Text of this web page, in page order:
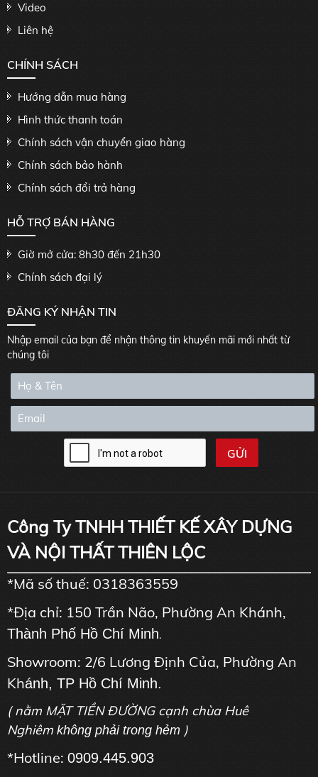
Video
Liên hệ
CHÍNH SÁCH
Hướng dẫn mua hàng
Hình thức thanh toán
Chính sách vận chuyển giao hàng
Chính sách bảo hành
Chính sách đổi trả hàng
HỖ TRỢ BÁN HÀNG
Giờ mở cửa: 8h30 đến 21h30
Chính sách đại lý
ĐĂNG KÝ NHẬN TIN
Nhập email của bạn để nhận thông tin khuyến mãi mới nhất từ
chúng tôi
Công Ty TNHH THIẾT KẾ XÂY DỰNG
VÀ NỘI THẤT THIÊN LỘC
*Mã số thuế: 0318363559
*Địa chỉ: 150 Trần Não, Phường An Khánh,
Thành Phố Hồ Chí Minh.
Showroom: 2/6 Lương Định Của, Phường An
Khánh, TP Hồ Chí Minh.
( nằm MẶT TIỀN ĐƯỜNG cạnh chùa Huê
Nghiêm không phải trong hẻm )
*Hotline: 0909.445.903